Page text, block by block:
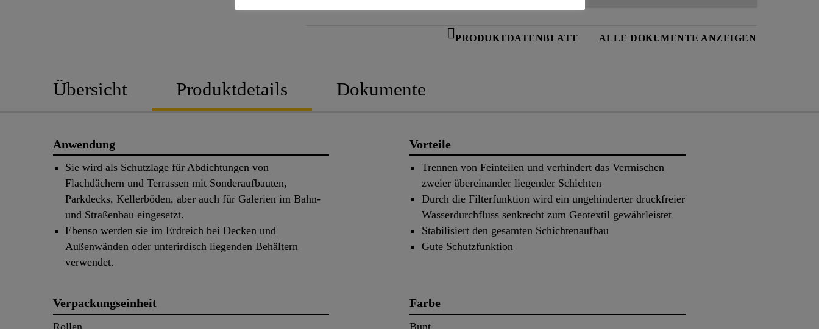
PRODUKTDATENBLATT ALLE DOKUMENTE ANZEIGEN
Übersicht Produktdetails Dokumente
Anwendung
Sie wird als Schutzlage für Abdichtungen von
Flachdächern und Terrassen mit Sonderaufbauten,
Parkdecks, Kellerböden, aber auch für Galerien im Bahn-
und Straßenbau eingesetzt.
Ebenso werden sie im Erdreich bei Decken und
Außenwänden oder unterirdisch liegenden Behältern
verwendet.
Vorteile
Trennen von Feinteilen und verhindert das Vermischen
zweier übereinander liegender Schichten
Durch die Filterfunktion wird ein ungehinderter druckfreier
Wasserdurchfluss senkrecht zum Geotextil gewährleistet
Stabilisiert den gesamten Schichtenaufbau
Gute Schutzfunktion
Verpackungseinheit Farbe